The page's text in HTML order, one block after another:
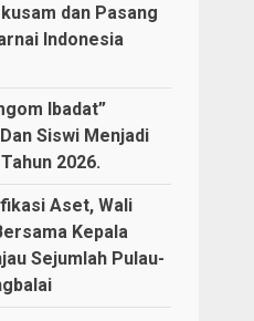
dan Pasang
Indonesia
Ibadat”
Siswi Menjadi
2026.
Aset, Wali
Kepala
Sejumlah Pulau-